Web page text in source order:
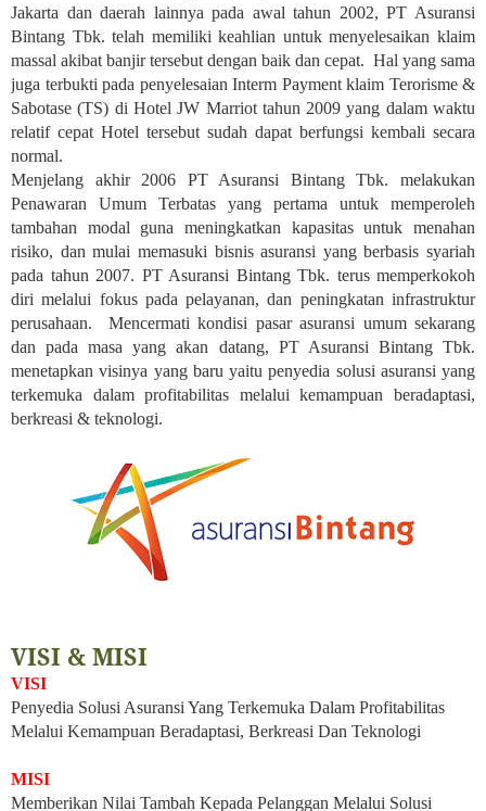
Jakarta dan daerah lainnya pada awal tahun 2002, PT Asuransi
Bintang Tbk. telah memiliki keahlian untuk menyelesaikan klaim
massal akibat banjir tersebut dengan baik dan cepat. Hal yang sama
juga terbukti pada penyelesaian Interm Payment klaim Terorisme &
Sabotase (TS) di Hotel JW Marriot tahun 2009 yang dalam waktu
relatif cepat Hotel tersebut sudah dapat berfungsi kembali secara
normal.
Menjelang akhir 2006 PT Asuransi Bintang Tbk. melakukan
Penawaran Umum Terbatas yang pertama untuk memperoleh
tambahan modal guna meningkatkan kapasitas untuk menahan
risiko, dan mulai memasuki bisnis asuransi yang berbasis syariah
pada tahun 2007. PT Asuransi Bintang Tbk. terus memperkokoh
diri melalui fokus pada pelayanan, dan peningkatan infrastruktur
perusahaan. Mencermati kondisi pasar asuransi umum sekarang
dan pada masa yang akan datang, PT Asuransi Bintang Tbk.
menetapkan visinya yang baru yaitu penyedia solusi asuransi yang
terkemuka dalam profitabilitas melalui kemampuan beradaptasi,
berkreasi & teknologi.
VISI & MISI
VISI
Penyedia Solusi Asuransi Yang Terkemuka Dalam Profitabilitas
Melalui Kemampuan Beradaptasi, Berkreasi Dan Teknologi
MISI
Memberikan Nilai Tambah Kepada Pelanggan Melalui Solusi